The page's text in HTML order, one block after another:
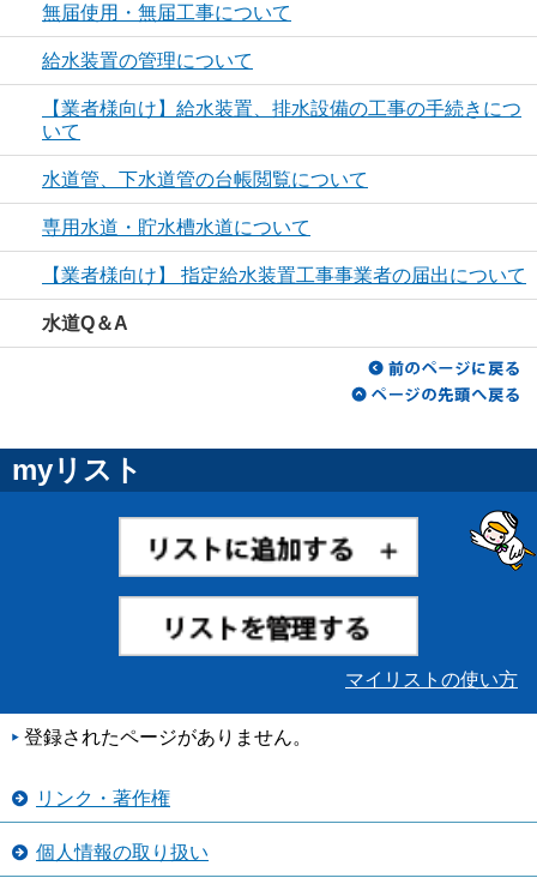
無届使用・無届工事について
給水装置の管理について
【業者様向け】給水装置、排水設備の工事の手続きにつ
いて
水道管、下水道管の台帳閲覧について
専用水道・貯水槽水道について
【業者様向け】 指定給水装置工事事業者の届出について
水道Q＆A
myリスト
マイリストの使い方
登録されたページがありません。
リンク・著作権
個人情報の取り扱い